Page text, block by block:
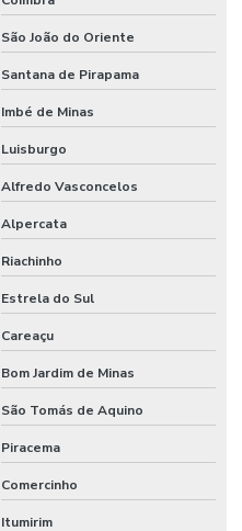
São João do Oriente
Santana de Pirapama
Imbé de Minas
Luisburgo
Alfredo Vasconcelos
Alpercata
Riachinho
Estrela do Sul
Careaçu
Bom Jardim de Minas
São Tomás de Aquino
Piracema
Comercinho
Itumirim